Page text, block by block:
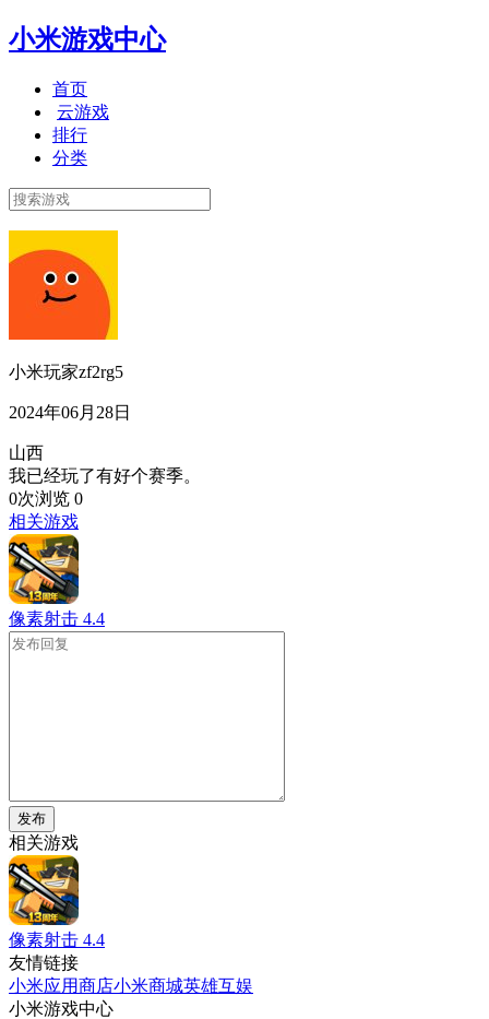
小米游戏中心
首页
云游戏
排行
分类
小米玩家zf2rg5
2024年06月28日
山西
我已经玩了有好个赛季。
0次浏览 0
相关游戏
像素射击 4.4
发布
相关游戏
像素射击 4.4
友情链接
小米应用商店小米商城英雄互娱
小米游戏中心